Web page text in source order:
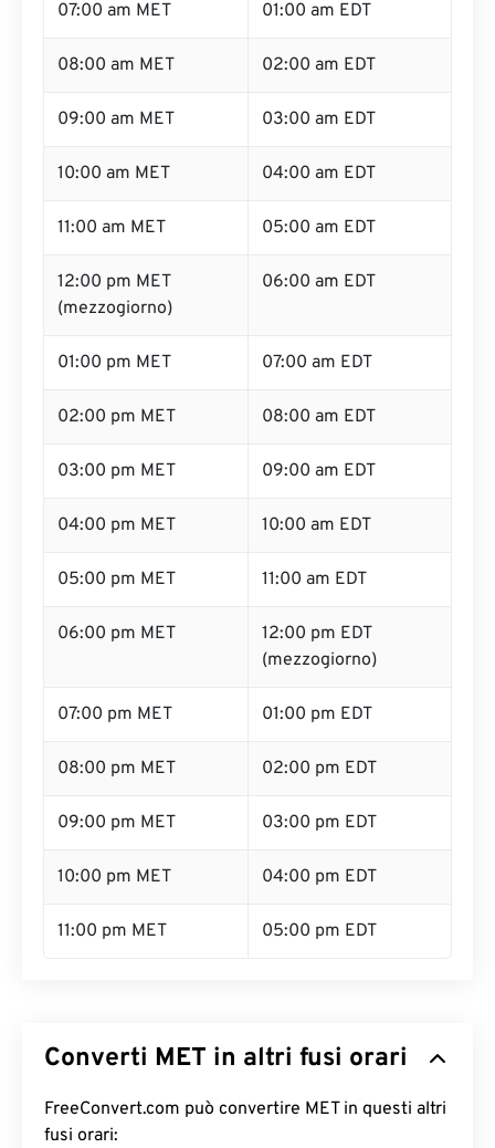
07:00 am MET 01:00 am EDT
08:00 am MET 02:00 am EDT
09:00 am MET 03:00 am EDT
10:00 am MET 04:00 am EDT
11:00 am MET 05:00 am EDT
12:00 pm MET
(mezzogiorno)
06:00 am EDT
01:00 pm MET 07:00 am EDT
02:00 pm MET 08:00 am EDT
03:00 pm MET 09:00 am EDT
04:00 pm MET 10:00 am EDT
05:00 pm MET 11:00 am EDT
06:00 pm MET
12:00 pm EDT
(mezzogiorno)
07:00 pm MET 01:00 pm EDT
08:00 pm MET 02:00 pm EDT
09:00 pm MET 03:00 pm EDT
10:00 pm MET 04:00 pm EDT
11:00 pm MET 05:00 pm EDT
Converti MET in altri fusi orari
FreeConvert.com può convertire MET in questi altri
fusi orari: